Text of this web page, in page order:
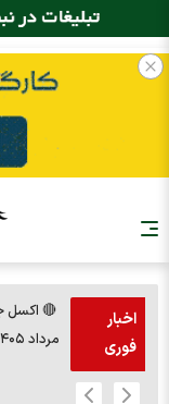
اخبار
فوری
مرداد ۱۴۰۵) + کلیک کنید